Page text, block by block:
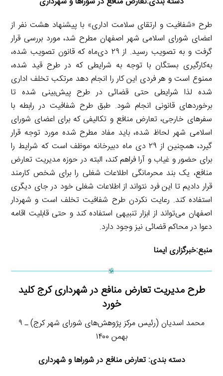
طرح «شفافیت و ارتقای سلامت اداری» با پیشنهاد هشت نفر از
اعضای شورای اسلامی شهر اصفهان مطرح شد، مورد بررسی قرار
گرفت و به تصویب رسید. از ۲۹ دی‌ماه که قانون تصویب شده،
به‌کارگیری بستگان با توجه به شرایطی که در طرح قید شده،
ممنوع است و هر فردی این کار را انجام دهد مرتکب تخلف اداری
شده لذا شرایطی حتی قضائی در طرح پیش‌بینی شده تا
برخوردهای قانونی انجام شود. طبق طرح شفافیت در رابطه با
سفرهای خارجی، تعارض منافع و تکالیفی که برای اعضای شورای
اسلامی شهر لحاظ شده، باید مفاد مطرح شده مورد توجه قرار
گیرد، همچنین از ۲۹ دی ماه دبیرخانه موظف است که شرایط را
برای حضور و غیاب و آرا فراهم کند، البته در حوزه مدیریت تعارض
منافع، یک بند محرمانگی اطلاعات شغلی را برای شخص کارمند
قرار دادیم تا این فرد نتواند از اطلاعات شغلی خود در جای دیگری
استفاده کند. رعایت نکردن طرح شفافیت تخلف است و شهردار
اصفهان می‌تواند از ابزار تنبیهی استفاده کند و حتی قابلیت اقامه
دعوا در محاکم قضائی نیز وجود دارد.
منبع:خبرگزاری ایمنا
طرح مدیریت تعارض منافع در شهرداری کرج کلید
خورد
محمد اسدیان (رئیس مرکز پژوهش‌های شورای شهر کرج) ـ ۹
بهمن ۱۴۰۰
دسته بندی: تعارض منافع در شوراها و شهرداری